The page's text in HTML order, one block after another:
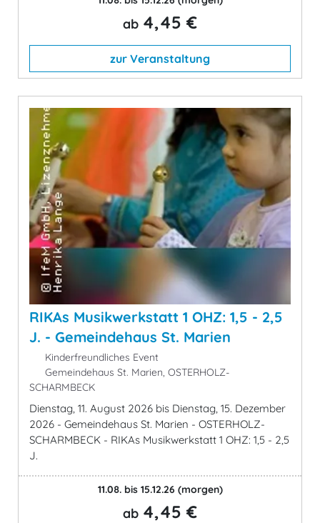
ab 4,45 €
zur Veranstaltung
RIKAs Musikwerkstatt 1 OHZ: 1,5 - 2,5
J. - Gemeindehaus St. Marien
Kinderfreundliches Event
Gemeindehaus St. Marien, OSTERHOLZ-
SCHARMBECK
Dienstag, 11. August 2026 bis Dienstag, 15. Dezember
2026 - Gemeindehaus St. Marien - OSTERHOLZ-
SCHARMBECK - RIKAs Musikwerkstatt 1 OHZ: 1,5 - 2,5
J.
11.08. bis 15.12.26 (morgen)
ab 4,45 €